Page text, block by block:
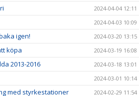
2024-04-04 12:11
2024-04-03 10:09
igen! 2024-03-20 13:15
köpa 2024-03-19 16:08
2013-2016 2024-03-18 13:01
2024-03-01 10:14
med styrkestationer 2024-02-29 11:54